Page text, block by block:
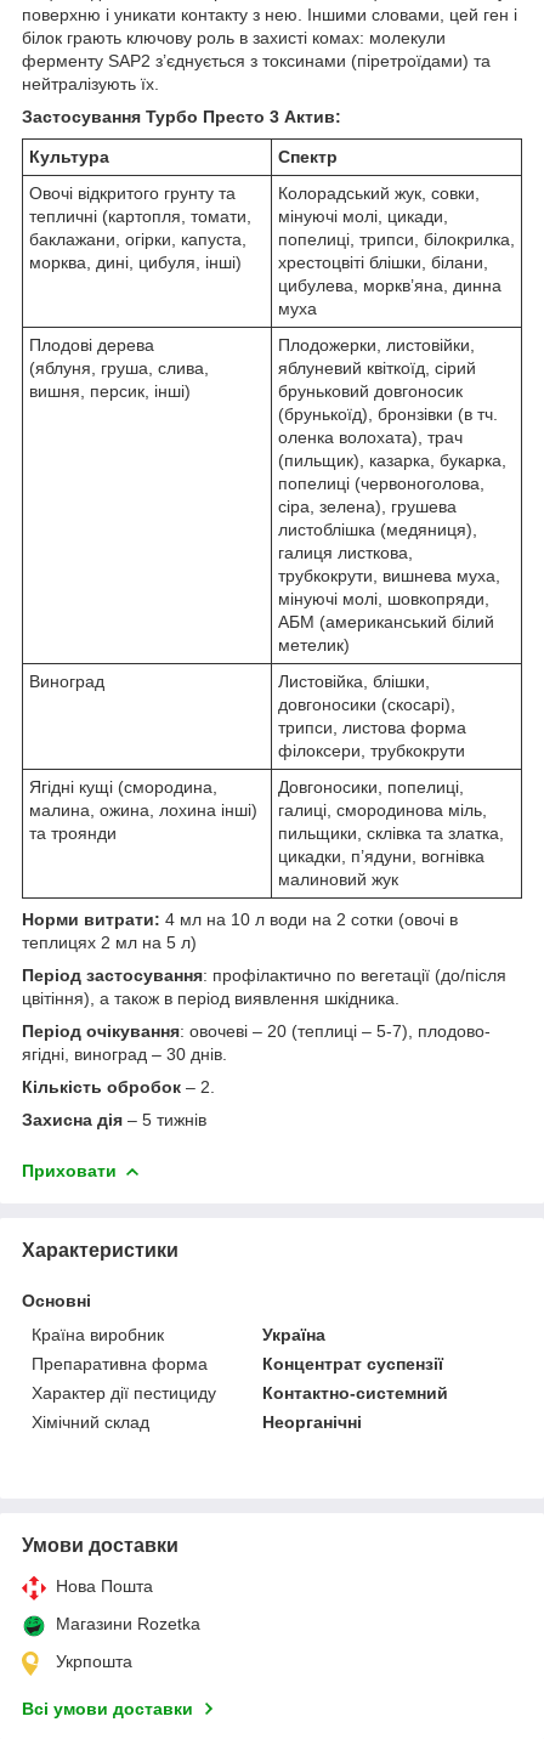
поверхню і уникати контакту з нею. Іншими словами, цей ген і
білок грають ключову роль в захисті комах: молекули
ферменту SAP2 з’єднується з токсинами (піретроїдами) та
нейтралізують їх.
Застосування Турбо Престо 3 Актив:
Культура
Спектр
Овочі відкритого грунту та
тепличні (картопля, томати,
баклажани, огірки, капуста,
морква, дині, цибуля, інші)
Колорадський жук, совки,
мінуючі молі, цикади,
попелиці, трипси, білокрилка,
хрестоцвіті блішки, білани,
цибулева, моркв’яна, динна
муха
Плодові дерева
(яблуня, груша, слива,
вишня, персик, інші)
Плодожерки, листовійки,
яблуневий квіткоїд, сірий
бруньковий довгоносик
(брунькоїд), бронзівки (в тч.
оленка волохата), трач
(пильщик), казарка, букарка,
попелиці (червоноголова,
сіра, зелена), грушева
листоблішка (медяниця),
галиця листкова,
трубкокрути, вишнева муха,
мінуючі молі, шовкопряди,
АБМ (американський білий
метелик)
Виноград
Листовійка, блішки,
довгоносики (скосарі),
трипси, листова форма
філоксери, трубкокрути
Ягідні кущі (смородина,
малина, ожина, лохина інші)
та троянди
Довгоносики, попелиці,
галиці, смородинова міль,
пильщики, склівка та златка,
цикадки, п’ядуни, вогнівка
малиновий жук
Норми витрати: 4 мл на 10 л води на 2 сотки (овочі в
теплицях 2 мл на 5 л)
Період застосування: профілактично по вегетації (до/після
цвітіння), а також в період виявлення шкідника.
Період очікування: овочеві – 20 (теплиці – 5-7), плодово-
ягідні, виноград – 30 днів.
Кількість обробок – 2.
Захисна дія – 5 тижнів
Приховати
Характеристики
Основні
Країна виробник
Україна
Препаративна форма
Концентрат суспензії
Характер дії пестициду
Контактно-системний
Хімічний склад
Неорганічні
Умови доставки
Нова Пошта
Магазини Rozetka
Укрпошта
Всі умови доставки